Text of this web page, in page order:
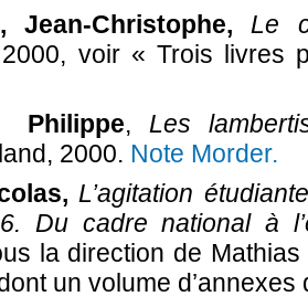
Jean-Christophe,
Le
voir « Trois livres
Philippe, Les
2000. Note Morder.
L’agitation
Du cadre national à
la direction de
un volume